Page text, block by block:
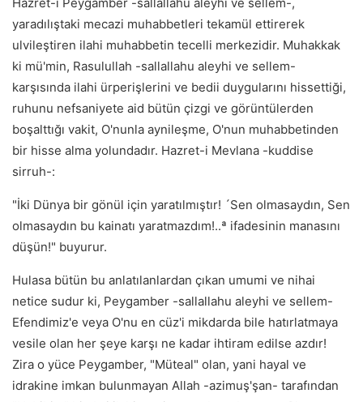
yaradılıştaki mecazi muhabbetleri tekamül ettirerek
ulvileştiren ilahi muhabbetin tecelli merkezidir. Muhakkak
ki mü'min, Rasulullah -sallallahu aleyhi ve sellem-
karşısında ilahi ürperişlerini ve bedii duygularını hissettiği,
ruhunu nefsaniyete aid bütün çizgi ve görüntülerden
boşalttığı vakit, O'nunla aynileşme, O'nun muhabbetinden
bir hisse alma yolundadır. Hazret-i Mevlana -kuddise
sirruh-:
"İki Dünya bir gönül için yaratılmıştır! ´Sen olmasaydın, Sen
olmasaydın bu kainatı yaratmazdım!..ª ifadesinin manasını
düşün!" buyurur.
Hulasa bütün bu anlatılanlardan çıkan umumi ve nihai
netice sudur ki, Peygamber -sallallahu aleyhi ve sellem-
Efendimiz'e veya O'nu en cüz'i mikdarda bile hatırlatmaya
vesile olan her şeye karşı ne kadar ihtiram edilse azdır!
Zira o yüce Peygamber, "Müteal" olan, yani hayal ve
idrakine imkan bulunmayan Allah -azimuş'şan- tarafından